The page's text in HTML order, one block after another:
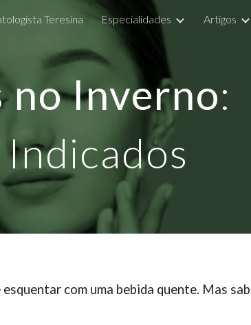
to navigation
Teresina Especialidades Artigos
Inverno:
com uma bebida quente. Mas